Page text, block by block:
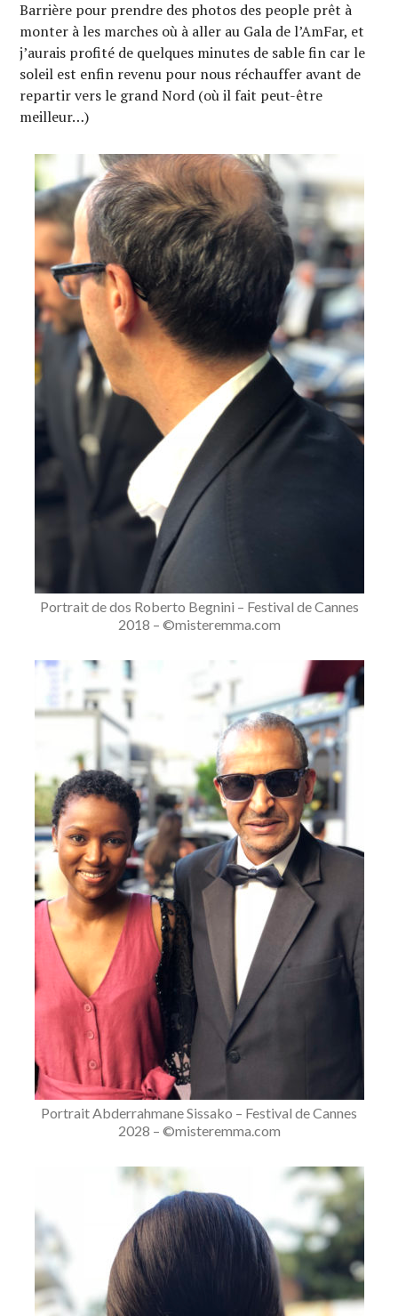
Barrière pour prendre des photos des people prêt à
monter à les marches où à aller au Gala de l’AmFar, et
j’aurais profité de quelques minutes de sable fin car le
soleil est enfin revenu pour nous réchauffer avant de
repartir vers le grand Nord (où il fait peut-être
meilleur…)
Portrait de dos Roberto Begnini – Festival de Cannes
2018 – ©misteremma.com
Portrait Abderrahmane Sissako – Festival de Cannes
2028 – ©misteremma.com